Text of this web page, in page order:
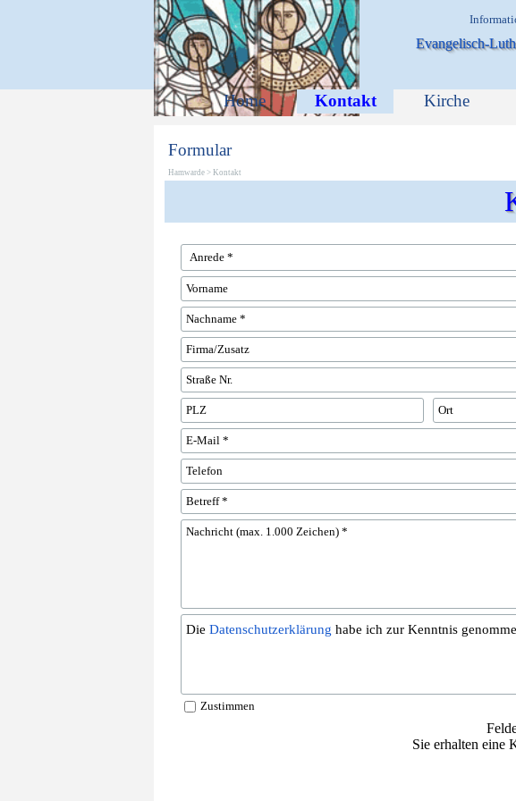
Menü
Evangelisch-
Menü
Home Kontakt ▼
Kirche
Formular
Hamwarde >Kontakt
DieDatenschutzerklärung habe ich zur Kenntnis
Zustimmen
Sie erhalten eine